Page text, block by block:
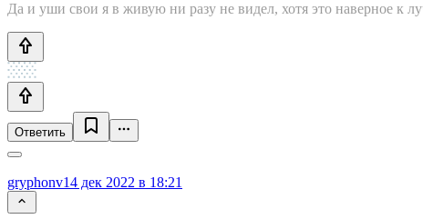
Да и уши свои я в живую ни разу не видел, хотя это наверное к
Ответить
gryphonv14 дек 2022 в 18:21